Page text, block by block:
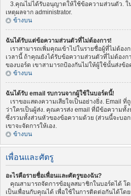
3.คุณไม่ได้รับอนุญาตให้ใช้ข้อความส่วนตัว.
เหตุผลจาก administrator.
ข้างบน
ฉันได้รับแต่ข้อความส่วนตัวที่ไม่ต้องการ!
เราสามารถเพิ่มคุณเข้าไปในรายชื่อผู้ที่ไม่ต้อ
เวลานี้ ถ้าคุณยังได้รับข้อความส่วนตัวที่ไม่ต้อง
ของบอร์ด เขาสามารถป้องกันไม่ให้ผู้ใช้นั้นส่งข้
ข้างบน
ฉันได้รับ email รบกวนจากผู้ใช้ในบอร์ดนี้!
เราขอแสดงความเสียใจเป็นอย่างยิ่ง. Email
ว่าใครเป็นผู้ส่ง. คุณควรส่ง email ที่มีข้อความทั้
ซึ่งรวมทั้งส่วนหัวของข้อความด้วย (ส่วนนี้จะบอ
เขาจะจัดการให้เอง.
ข้างบน
เพื่อนและศัตรู
อะไรคือรายชื่อเพื่อนและศัตรูของฉัน?
คุณสามารถจัดการข้อมูลสมาชิกในบอร์ดได้ โ
เป็นเพื่อนกับคุณได้ เพื่อใช้ในการติดต่อกันได้โด